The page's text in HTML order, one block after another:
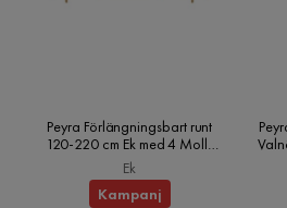
Peyra Förlängningsbart runt
120-220 cm Ek med 4 Molly
Matstolar, Ek
Ek
Kampanj